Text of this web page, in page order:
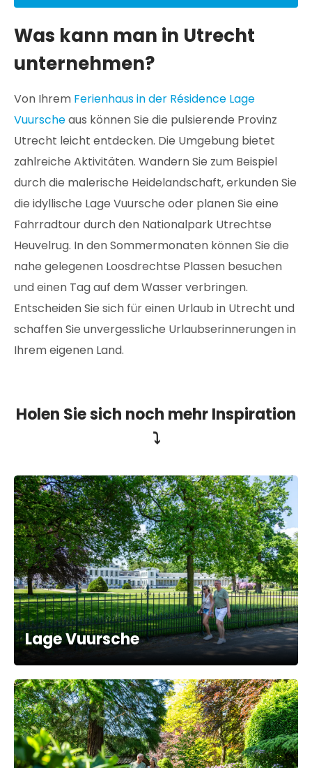
Was kann man in Utrecht
unternehmen?
Von Ihrem Ferienhaus in der Résidence Lage
Vuurscheaus können Sie die pulsierende Provinz
Utrecht leicht entdecken. Die Umgebung bietet
zahlreiche Aktivitäten. Wandern Sie zum Beispiel
durch die malerische Heidelandschaft, erkunden Sie
die idyllische Lage Vuursche oder planen Sie eine
Fahrradtour durch den Nationalpark Utrechtse
Heuvelrug. In den Sommermonaten können Sie die
nahe gelegenen Loosdrechtse Plassen besuchen
und einen Tag auf dem Wasser verbringen.
Entscheiden Sie sich für einen Urlaub in Utrecht und
schaffen Sie unvergessliche Urlaubserinnerungen in
Ihrem eigenen Land.
Holen Sie sich noch mehr Inspiration
⤵
Lage Vuursche